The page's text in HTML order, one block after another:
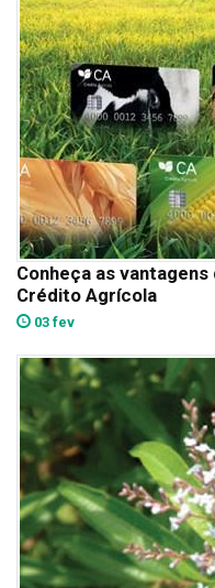
Conheça as
Crédito Agrícola
03 fev